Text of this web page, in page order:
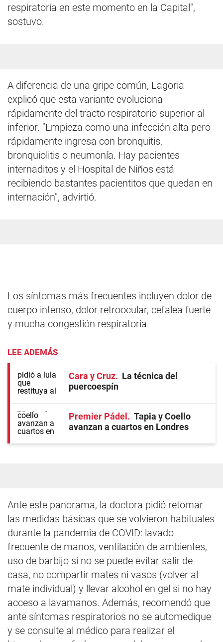
respiratoria en este momento en la Capital",
sostuvo.
A diferencia de una gripe común, Lagoria
explicó que esta variante evoluciona
rápidamente del tracto respiratorio superior al
inferior. "Empieza como una infección alta pero
rápidamente ingresa con bronquitis,
bronquiolitis o neumonía. Hay pacientes
internaditos y el Hospital de Niños está
recibiendo bastantes pacientitos que quedan en
internación", advirtió.
Los síntomas más frecuentes incluyen dolor de
cuerpo intenso, dolor retroocular, cefalea fuerte
y mucha congestión respiratoria.
LEE ADEMÁS
Cara y Cruz
La técnica del
puercoespín
Premier Pádel
Tapia y Coello
avanzan a cuartos en Londres
Ante este panorama, la doctora pidió retomar
las medidas básicas que se volvieron habituales
durante la pandemia de COVID: lavado
frecuente de manos, ventilación de ambientes,
uso de barbijo si no se puede evitar salir de
casa, no compartir mates ni vasos (volver al
mate individual) y llevar alcohol en gel si no hay
acceso a lavamanos. Además, recomendó que
ante síntomas respiratorios no se automedique
y se consulte al médico para realizar el